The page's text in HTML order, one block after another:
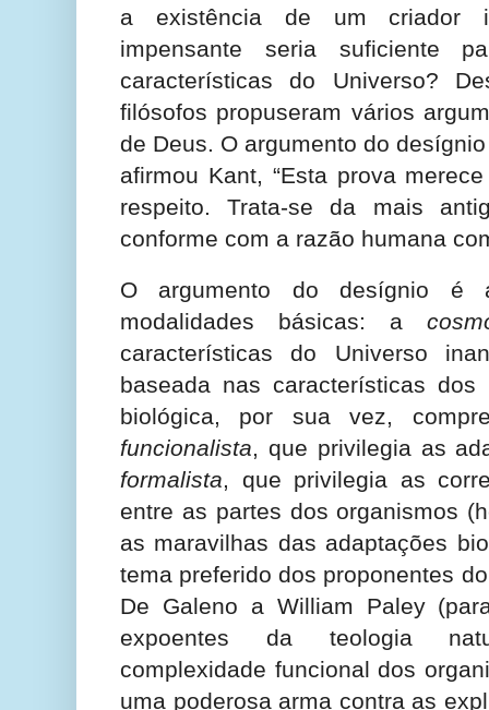
a existência de um criador
impensante seria suficiente
características do Universo?
filósofos propuseram vários
de Deus. O argumento do
afirmou Kant, “Esta prova
respeito. Trata-se da mais
conforme com a razão humana
O argumento do desígnio é
modalidades básicas: a
características do Universo
baseada nas características
biológica, por sua vez,
funcionalista, que privilegia as
formalista, que privilegia as
entre as partes dos organismos
as maravilhas das adaptações
tema preferido dos proponentes
De Galeno a William Paley
expoentes da teologia
complexidade funcional dos
uma poderosa arma contra as